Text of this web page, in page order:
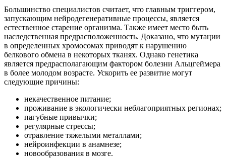
Большинство специалистов считает, что главным триггером,
запускающим нейродегенеративные процессы, является
естественное старение организма. Также имеет место быть
наследственная предрасположенность. Доказано, что мутации
в определенных хромосомах приводят к нарушению
белкового обмена в некоторых тканях. Однако генетика
является предрасполагающим фактором болезни Альцгеймера
в более молодом возрасте. Ускорить ее развитие могут
следующие причины:
некачественное питание;
проживание в экологически неблагоприятных регионах;
пагубные привычки;
регулярные стрессы;
отравление тяжелыми металлами;
нейроинфекции в анамнезе;
новообразования в мозге.